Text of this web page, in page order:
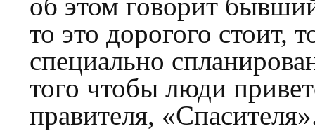
то это дорогого стоит,
специально
того чтобы люди
правителя,